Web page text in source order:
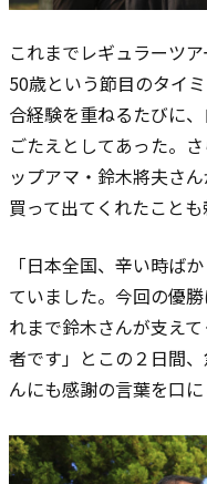
これまでレギュラーツ
50歳という節目のタイ
合経験を重ねるたびに
ごたえとしてあった。
ップアマ・鈴木將夫さ
買って出てくれたことも
「日本全国、辛い時ば
ていました。今回の優
れまで鈴木さんが支え
者です」とこの２日間
んにも感謝の言葉を口に